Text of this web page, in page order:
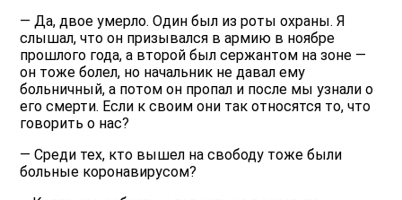
— Да, двое умерло. Один был из роты охраны. Я
слышал, что он призывался в армию в ноябре
прошлого года, а второй был сержантом на зоне —
он тоже болел, но начальник не давал ему
больничный, а потом он пропал и после мы узнали о
его смерти. Если к своим они так относятся то, что
говорить о нас?
— Среди тех, кто вышел на свободу тоже были
больные коронавирусом?